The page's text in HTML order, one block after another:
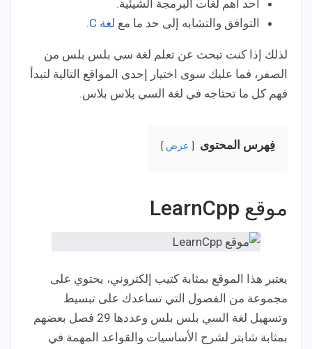
أحد أهم لغات البرمجة الشيئية.
التوافق والتشابه إلى حد ما مع لغة C .
لذلك إذا كنت تبحث عن تعلم لغة سي بلس بلس من
الصفر، فما عليك سوى اختيار إحدى المواقع التالية لتبدأ
فهم كل ما تحتاجه في لغة السي بلاس بلاس.
فِهرس المحتوى عرض
موقع LearnCpp
يعتبر هذا الموقع بمثابة كتيب إلكتروني، يحتوي على
مجموعة من الفصول التي تساعدك على تبسيط
وتسهيل لغة السي بلس بلس وعددها 29 فصل بعضهم
بمثابة شابتر لشرح الأساسيات والقواعد المهمة في